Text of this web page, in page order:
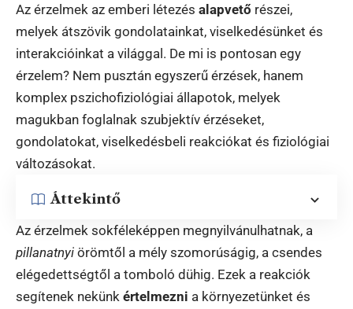
Az érzelmek az emberi létezés alapvető részei,
melyek átszövik gondolatainkat, viselkedésünket és
interakcióinkat a világgal. De mi is pontosan egy
érzelem? Nem pusztán egyszerű érzések, hanem
komplex pszichofiziológiai állapotok, melyek
magukban foglalnak szubjektív érzéseket,
gondolatokat, viselkedésbeli reakciókat és fiziológiai
változásokat.
Áttekintő
Az érzelmek sokféleképpen megnyilvánulhatnak, a
pillanatnyi örömtől a mély szomorúságig, a csendes
elégedettségtől a tomboló dühig. Ezek a reakciók
segítenek nekünk értelmezni a környezetünket és